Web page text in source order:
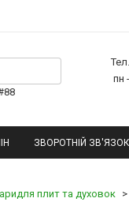
пн
ЗВОРОТНІЙ ЗВ'ЯЗОК
плит та духовок